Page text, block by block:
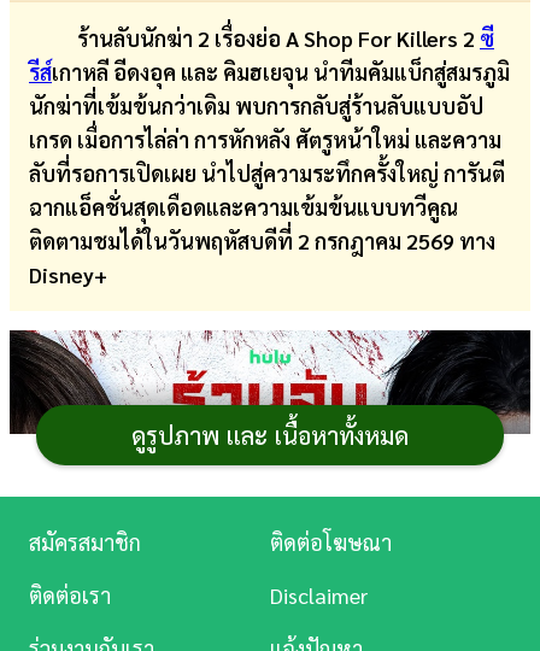
ร้านลับนักฆ่า 2 เรื่องย่อ A Shop For Killers 2 ซี
รีส์เกาหลี อีดงอุค และ คิมฮเยจุน นำทีมคัมแบ็กสู่สมรภูมิ
นักฆ่าที่เข้มข้นกว่าเดิม พบการกลับสู่ร้านลับแบบอัป
เกรด เมื่อการไล่ล่า การหักหลัง ศัตรูหน้าใหม่ และความ
ลับที่รอการเปิดเผย นำไปสู่ความระทึกครั้งใหญ่ การันตี
ฉากแอ็คชั่นสุดเดือดและความเข้มข้นแบบทวีคูณ
ติดตามชมได้ในวันพฤหัสบดีที่ 2 กรกฎาคม 2569 ทาง
Disney+
ดูรูปภาพ และ เนื้อหาทั้งหมด
บอล
สด
การ
เงิน
การ
ศึกษา
บันเทิง
ดู
หนัง
สมัครสมาชิก
ติดต่อโฆษณา
ติดต่อเรา
Disclaimer